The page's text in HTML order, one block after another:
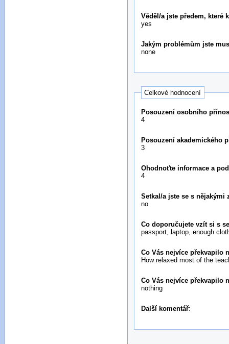
Věděl/a jste předem, které
yes
Jakým problémům jste
none
Celkové hodnocení
Posouzení osobního
4
Posouzení akademického
3
Ohodnoťte informace a
4
Setkal/a jste se s nějakými
no
Co doporučujete vzít si s
passport, laptop, enough
Co Vás nejvíce překvapilo
How relaxed most of the
Co Vás nejvíce překvapilo
nothing
Další komentář: